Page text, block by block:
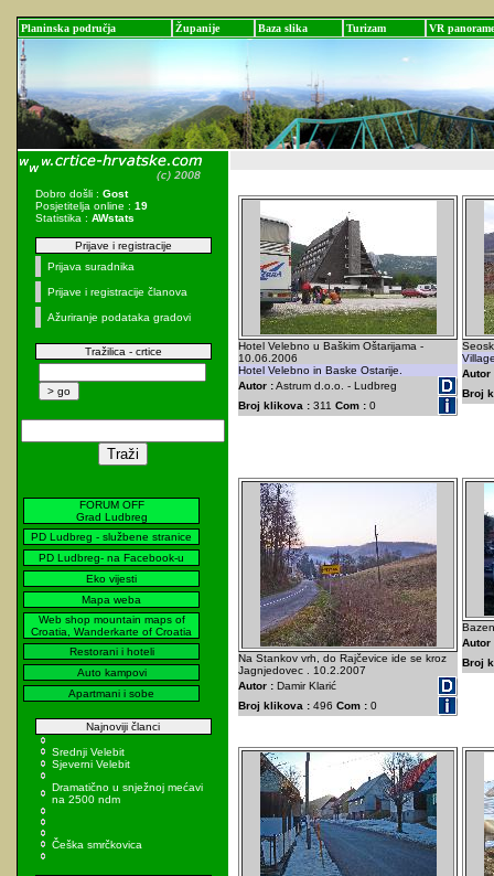
Planinska područja Županije Baza slika Turizam VR panorame
Dobro došli : Gost
Posjetitelja online : 19
Statistika : AWstats
Prijave i registracije
Prijava suradnika
Prijave i registracije članova
Ažuriranje podataka gradovi
Tražilica - crtice
FORUM OFF
Grad Ludbreg
PD Ludbreg - službene stranice
PD Ludbreg- na Facebook-u
Eko vijesti
Mapa weba
Web shop mountain maps of
Croatia, Wanderkarte of Croatia
Restorani i hoteli
Auto kampovi
Apartmani i sobe
Najnoviji članci
Srednji Velebit
Sjeverni Velebit
Dramatično u snježnoj mećavi
na 2500 ndm
Češka smrčkovica
Hotel Velebno u Baškim Oštarijama -
10.06.2006
Hotel Velebno in Baske Ostarije.
Autor :Astrum d.o.o. - Ludbreg
Broj klikova : 311 Com : 0
Autor
Broj
Na Stankov vrh, do Rajčevice ide se kroz
Jagnjedovec . 10.2.2007
Autor : Damir Klarić
Broj klikova : 496 Com : 0
Autor
Broj